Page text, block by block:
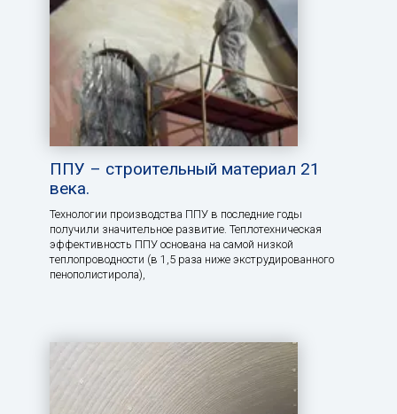
ППУ – строительный материал 21
века.
Технологии производства ППУ в последние годы
получили значительное развитие. Теплотехническая
эффективность ППУ основана на самой низкой
теплопроводности (в 1,5 раза ниже экструдированного
пенополистирола),